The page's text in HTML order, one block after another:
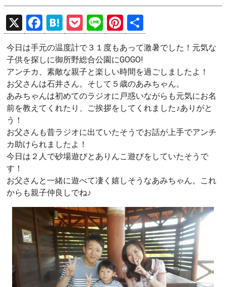
X
F
a
ce
b
o
o
H
at
e
n
a
P
o
ck
et
Li
n
e
Pi
nt
er
es
t
有
今日は手元の温度計で３１度もあって激暑でした！元気な
子供を探しに御所野総合公園にGOGO!
アンチカ、素敵な親子と楽しい時間を過ごしましたよ！
お父さんは石井さん。そして５歳のあみちゃん。
あみちゃんは初めてのラジオに戸惑いながらも元気にお名
前を教えてくれたり、ご挨拶をしてくれました♪ありがと
う！
お父さんも昔ラジオに出ていたそうでお話が上手でアンチ
カ助けられましたよ！
今日は２人で砂場遊びとありんこ遊びをしていたそうで
す！
お父さんと一緒に遊べて凄く嬉しそうなあみちゃん。これ
からも親子仲良しでね♪